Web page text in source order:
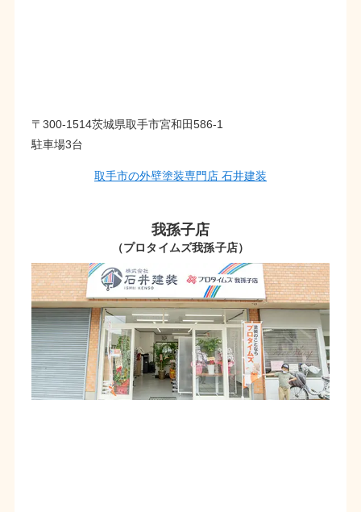
〒300-1514茨城県取手市宮和田586-1
駐車場3台
取手市の外壁塗装専門店 石井建装
我孫子店
（プロタイムズ我孫子店）